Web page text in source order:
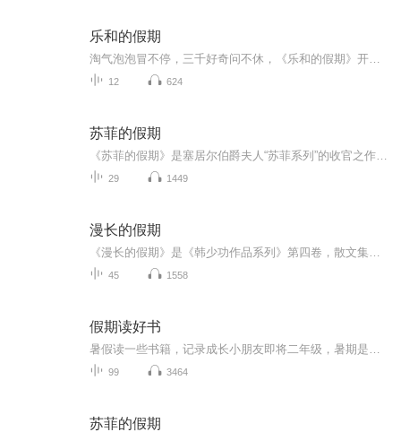
乐和的假期
12 624
苏菲的假期
29 1449
漫长的假期
45 1558
假期读好书
99 3464
苏菲的假期